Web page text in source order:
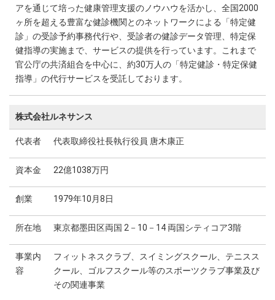
アを通じて培った健康管理支援のノウハウを活かし、全国2000
ヶ所を超える豊富な健診機関とのネットワークによる「特定健
診」の受診予約事務代行や、受診者の健診データ管理、特定保
健指導の実施まで、サービスの提供を行っています。これまで
官公庁の共済組合を中心に、約30万人の「特定健診・特定保健
指導」の代行サービスを受託しております。
株式会社ルネサンス
代表者 代表取締役社長執行役員 唐木康正
資本金 22億1038万円
創業 1979年10月8日
所在地 東京都墨田区両国 2－10－14 両国シティコア3階
事業内
容
フィットネスクラブ、スイミングスクール、テニスス
クール、ゴルフスクール等のスポーツクラブ事業及び
その関連事業